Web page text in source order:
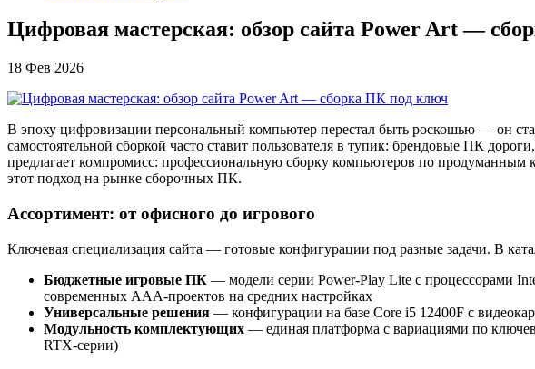
Цифровая мастерская: обзор сайта Power Art —
18 Фев 2026
В эпоху цифровизации персональный компьютер перестал быть роскошью — он
самостоятельной сборкой часто ставит пользователя в тупик: брендовые ПК
предлагает компромисс: профессиональную сборку компьютеров по
этот подход на рынке сборочных ПК.
Ассортимент: от офисного до игрового
Ключевая специализация сайта — готовые конфигурации под разные задачи. В
Бюджетные игровые ПК — модели серии Power-Play Lite с процессорами
современных ААА-проектов на средних настройках
Универсальные решения — конфигурации на базе Core i5 12400F с
Модульность комплектующих — единая платформа с вариациями по
RTX-серии)